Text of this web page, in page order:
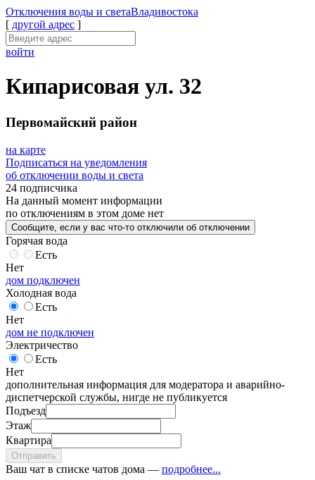
Отключения воды и светаВладивостока
[ другой адрес ]
войти
Кипарисовая ул. 32
Первомайский район
на карте
Подписаться на уведомления
об отключении воды и света
24 подписчика
На данный момент информации
по отключениям в этом доме нет
Сообщите , если у вас что-то отключили об отключении
Горячая вода
Есть
Нет
дом подключен
Холодная вода
Есть
Нет
дом не подключен
Электричество
Есть
Нет
дополнительная информация для модератора и аварийно-
диспетчерской службы, нигде не публикуется
Подъезд
Этаж
Квартира
Отправить
Ваш чат в списке чатов дома — подробнее...